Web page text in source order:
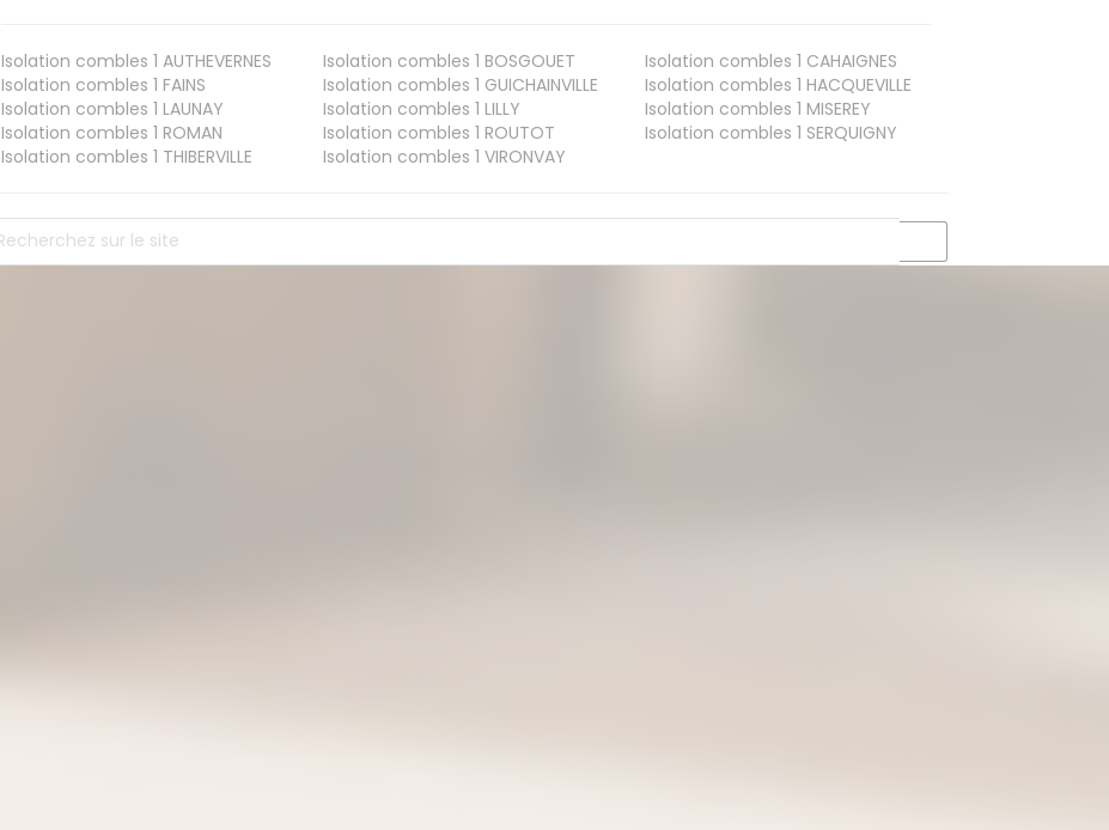
Isolation combles 1 AUTHEVERNES Isolation combles 1 BOSGOUET Isolation combles 1 CAHAIGNES
Isolation combles 1 FAINS Isolation combles 1 GUICHAINVILLE Isolation combles 1 HACQUEVILLE
Isolation combles 1 LAUNAY Isolation combles 1 LILLY Isolation combles 1 MISEREY
Isolation combles 1 ROMAN Isolation combles 1 ROUTOT Isolation combles 1 SERQUIGNY
Isolation combles 1 THIBERVILLE Isolation combles 1 VIRONVAY